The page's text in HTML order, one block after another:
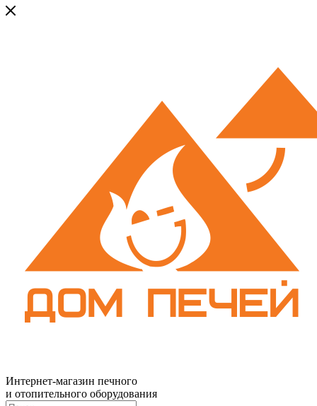
Интернет-магазин печного
и отопительного оборудования